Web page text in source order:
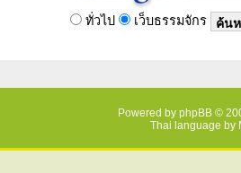
ทั่วไป เว็บธรรมจักร
Powered by phpBB ©
Thai language by